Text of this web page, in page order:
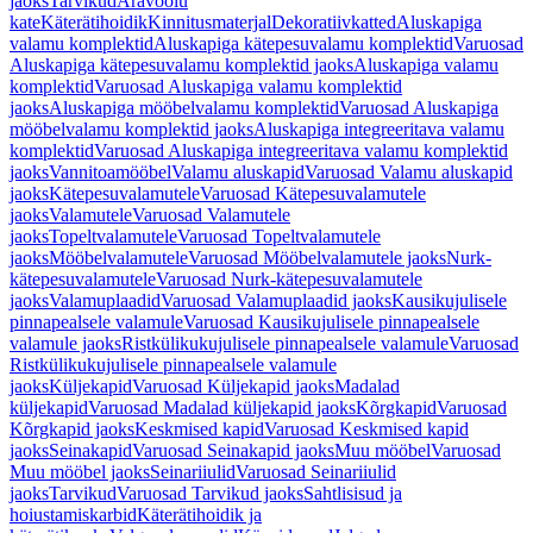
kateKäterätihoidikKinnitusmaterjalDekoratiivkattedAluskapiga
valamu komplektidAluskapiga kätepesuvalamu komplektidVaruosad
Aluskapiga kätepesuvalamu komplektid jaoksAluskapiga valamu
komplektidVaruosad Aluskapiga valamu komplektid
jaoksAluskapiga mööbelvalamu komplektidVaruosad Aluskapiga
mööbelvalamu komplektid jaoksAluskapiga integreeritava valamu
komplektidVaruosad Aluskapiga integreeritava valamu komplektid
jaoksVannitoamööbelValamu aluskapidVaruosad Valamu aluskapid
jaoksKätepesuvalamuteleVaruosad Kätepesuvalamutele
jaoksValamuteleVaruosad Valamutele
jaoksTopeltvalamuteleVaruosad Topeltvalamutele
jaoksMööbelvalamuteleVaruosad Mööbelvalamutele jaoksNurk-
kätepesuvalamuteleVaruosad Nurk-kätepesuvalamutele
jaoksValamuplaadidVaruosad Valamuplaadid jaoksKausikujulisele
pinnapealsele valamuleVaruosad Kausikujulisele pinnapealsele
valamule jaoksRistkülikukujulisele pinnapealsele valamuleVaruosad
Ristkülikukujulisele pinnapealsele valamule
jaoksKüljekapidVaruosad Küljekapid jaoksMadalad
küljekapidVaruosad Madalad küljekapid jaoksKõrgkapidVaruosad
Kõrgkapid jaoksKeskmised kapidVaruosad Keskmised kapid
jaoksSeinakapidVaruosad Seinakapid jaoksMuu mööbelVaruosad
Muu mööbel jaoksSeinariiulidVaruosad Seinariiulid
jaoksTarvikudVaruosad Tarvikud jaoksSahtlisisud ja
hoiustamiskarbidKäterätihoidik ja